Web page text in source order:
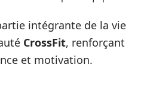
intégrante de la vie
CrossFit, renforçant
et motivation.